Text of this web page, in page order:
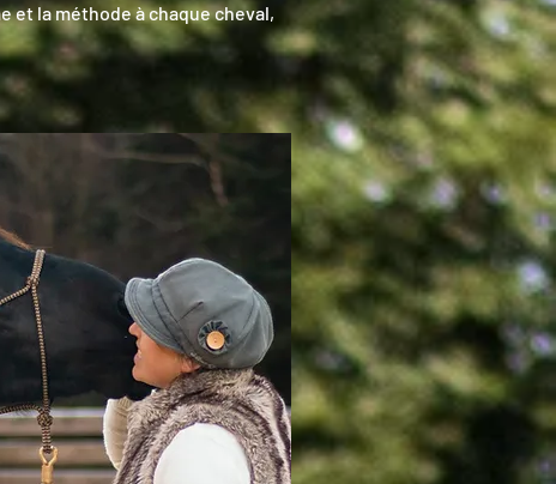
et la méthode à chaque cheval,